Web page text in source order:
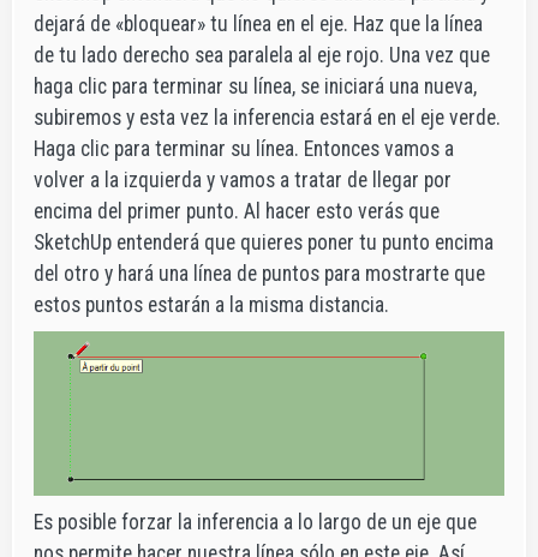
dejará de «bloquear» tu línea en el eje. Haz que la línea
de tu lado derecho sea paralela al eje rojo. Una vez que
haga clic para terminar su línea, se iniciará una nueva,
subiremos y esta vez la inferencia estará en el eje verde.
Haga clic para terminar su línea. Entonces vamos a
volver a la izquierda y vamos a tratar de llegar por
encima del primer punto. Al hacer esto verás que
SketchUp entenderá que quieres poner tu punto encima
del otro y hará una línea de puntos para mostrarte que
estos puntos estarán a la misma distancia.
Es posible forzar la inferencia a lo largo de un eje que